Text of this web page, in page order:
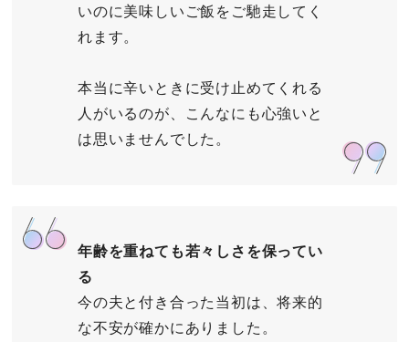
いのに美味しいご飯をご馳走してく
れます。
本当に辛いときに受け止めてくれる
人がいるのが、こんなにも心強いと
は思いませんでした。
年齢を重ねても若々しさを保ってい
る
今の夫と付き合った当初は、将来的
な不安が確かにありました。